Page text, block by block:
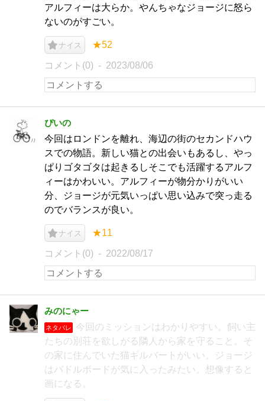
アルフィーは大らか。やんちゃなジョージに怒ら
ないのがすごい。
ナイス ★52
コメント(0) 2023/08/06
ぴいの
今回はロンドンを離れ、海辺の街のセカンドハウ
スでの物語。新しい猫との出会いもあるし、やっ
ぱりゴタゴタは起きるしそこでも活躍するアルフ
ィーはかわいい。アルフィーが物分かりがいい
分、ジョージが元気いっぱい思い込みで突っ走る
のでバランスが良い。
ナイス ★11
コメント(0) 2022/08/17
みのにゃー
ネタバレ
今回のミッションはわかりやすい。飼い主
たちの別荘を欲しがる隣人から家を守ること。そ
の家に住んでいた猫ギルバートがいい。ジョージ
はパドルボードが気に入ったみたい。想像すると
画になる。